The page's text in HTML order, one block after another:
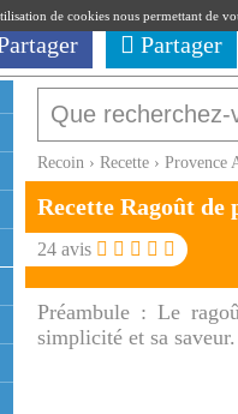
Partager
Recoin › Recette › Provence
Recette Ragoût de
24 avis
Préambule : Le
simplicité et sa saveur.
de cookies nous permettant de